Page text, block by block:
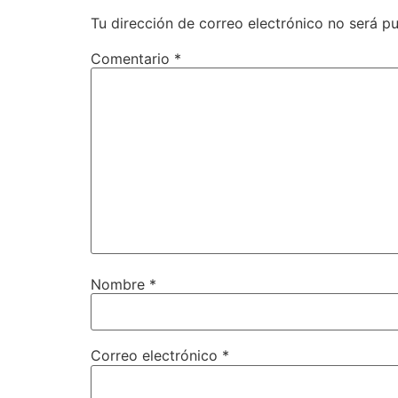
Tu dirección de correo electrónico no será
Comentario *
Nombre *
Correo electrónico *